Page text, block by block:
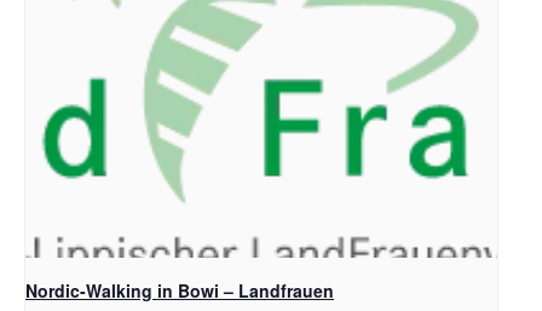
Nordic-Walking in Bowi – Landfrauen